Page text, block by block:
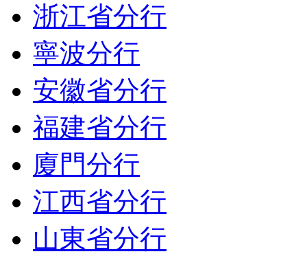
浙江省分行
寧波分行
安徽省分行
福建省分行
廈門分行
江西省分行
山東省分行